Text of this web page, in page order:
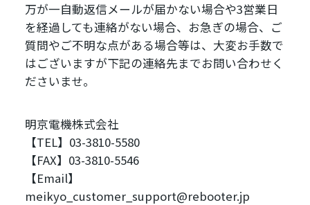
万が一自動返信メールが届かない場合や3営業日
を経過しても連絡がない場合、お急ぎの場合、ご
質問やご不明な点がある場合等は、大変お手数で
はございますが下記の連絡先までお問い合わせく
ださいませ。
明京電機株式会社
【TEL】03-3810-5580
【FAX】03-3810-5546
【Email】
meikyo_customer_support@rebooter.jp